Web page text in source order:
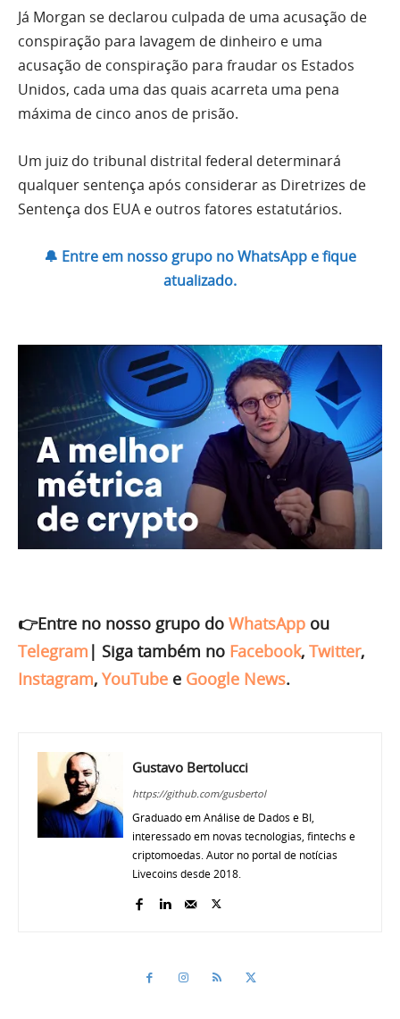
Já Morgan se declarou culpada de uma acusação de
conspiração para lavagem de dinheiro e uma
acusação de conspiração para fraudar os Estados
Unidos, cada uma das quais acarreta uma pena
máxima de cinco anos de prisão.
Um juiz do tribunal distrital federal determinará
qualquer sentença após considerar as Diretrizes de
Sentença dos EUA e outros fatores estatutários.
🔔 Entre em nosso grupo no WhatsApp e fique
atualizado.
👉Entre no nosso grupo do WhatsApp ou
Telegram | Siga também no Facebook, Twitter,
Instagram, YouTube e Google News.
Gustavo Bertolucci
https://github.com/gusbertol
Graduado em Análise de Dados e BI,
interessado em novas tecnologias, fintechs e
criptomoedas. Autor no portal de notícias
Livecoins desde 2018.